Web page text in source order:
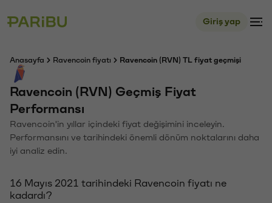
Giriş yap
Anasayfa Ravencoin fiyatı Ravencoin (RVN) TL fiyat geçmişi
Ravencoin (RVN) Geçmiş Fiyat
Performansı
Ravencoin'in yıllar içindeki fiyat değişimini inceleyin.
Performansını ve tarihindeki önemli dönüm noktalarını daha
iyi analiz edin.
16 Mayıs 2021 tarihindeki Ravencoin fiyatı ne
kadardı?